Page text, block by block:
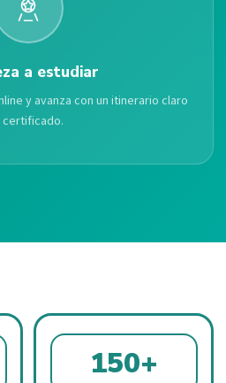
a estudiar
y avanza con un itinerario claro
certificado.
150+